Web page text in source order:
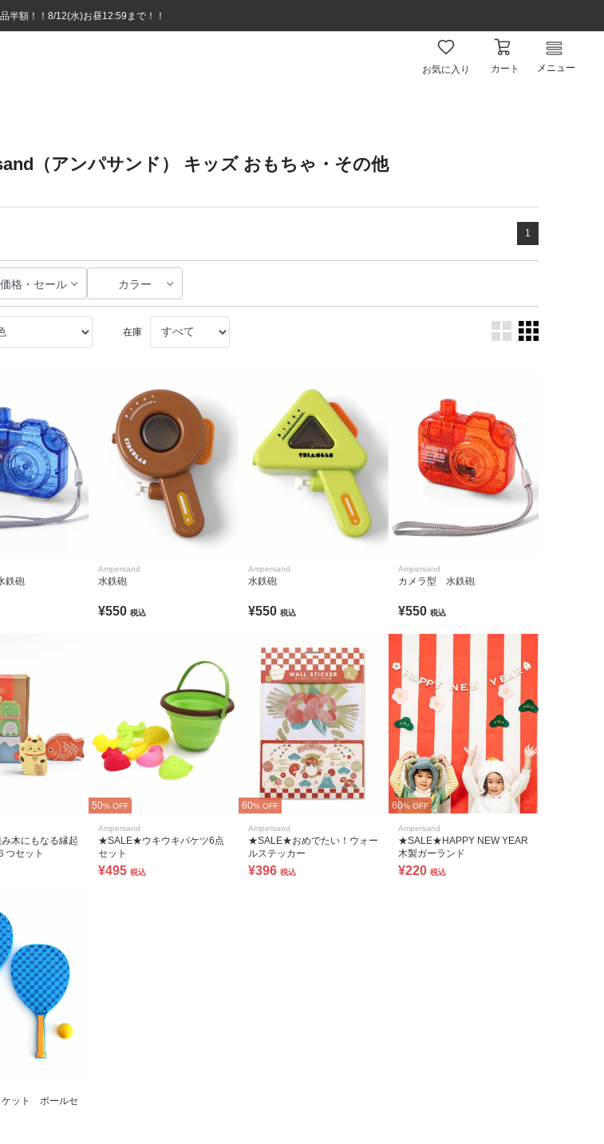
(税込)以上のお買い物で送料無料♪
半額！！8/12(水)お昼12:59まで！！
(税込)以上のお買い物で送料無料♪
半額！！8/12(水)お昼12:59まで！！
お気に入り カート メニュー
（アンパサンド） キッズ おもちゃ・その他
1
価格・セール カラー
在庫
鉄砲
Ampersand
水鉄砲
¥550 税込
Ampersand
水鉄砲
¥550 税込
Ampersand
カメラ型 水鉄砲
¥550 税込
木にもなる縁起
つセット
50% OFF
Ampersand
★SALE★ウキウキバケツ6点
セット
¥495 税込
60% OFF
Ampersand
★SALE★おめでたい！ウォー
ルステッカー
¥396 税込
60% OFF
Ampersand
★SALE★HAPPY NEW YEAR
木製ガーランド
¥220 税込
ット ボールセ